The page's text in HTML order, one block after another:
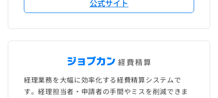
公式サイト
経理業務を大幅に効率化する経費精算システムで
す。経理担当者・申請者の手間やミスを削減できま